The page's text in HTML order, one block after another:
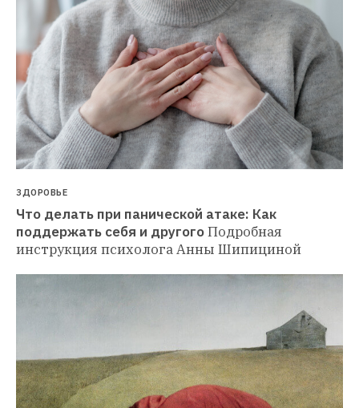
ЗДОРОВЬЕ
Что делать при панической атаке: Как
поддержать себя и другогоПодробная
инструкция психолога Анны Шипициной